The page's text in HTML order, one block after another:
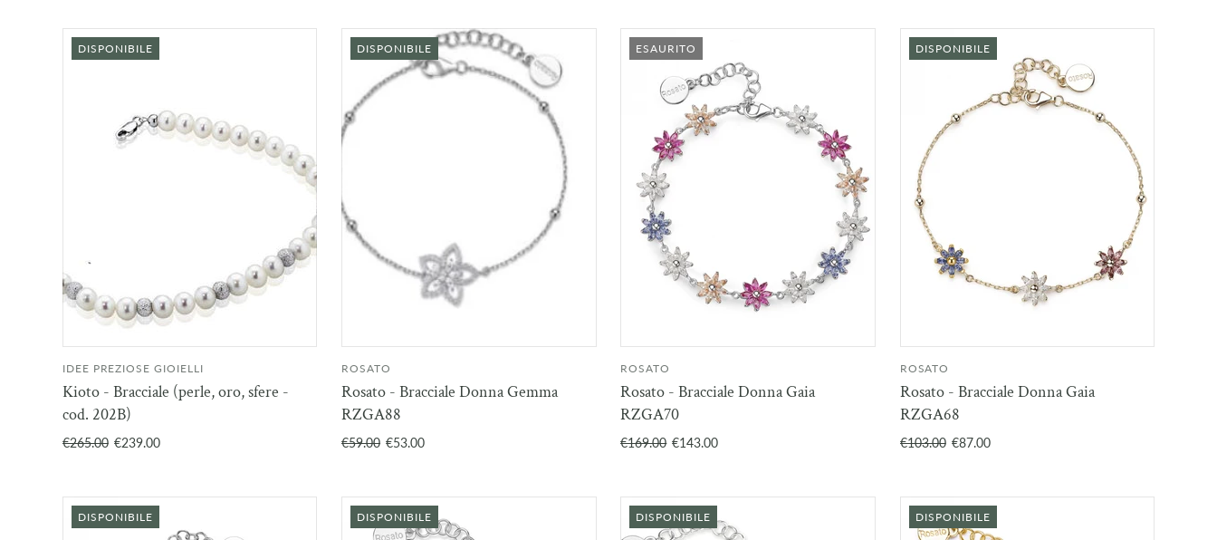
CARRELLO
DISPONIBILE
IDEE PREZIOSE GIOIELLI
Kioto - Bracciale (perle, oro, sfere -
cod. 202B)
€265.00 €239.00
CARRELLO
DISPONIBILE
ROSATO
Rosato - Bracciale Donna Gemma
RZGA88
€59.00 €53.00
ESAURITO
ROSATO
Rosato - Bracciale Donna Gaia
RZGA70
€169.00 €143.00
CARRELLO
DISPONIBILE
ROSATO
Rosato - Bracciale Donna Gaia
RZGA68
€103.00 €87.00
DISPONIBILE DISPONIBILE DISPONIBILE DISPONIBILE